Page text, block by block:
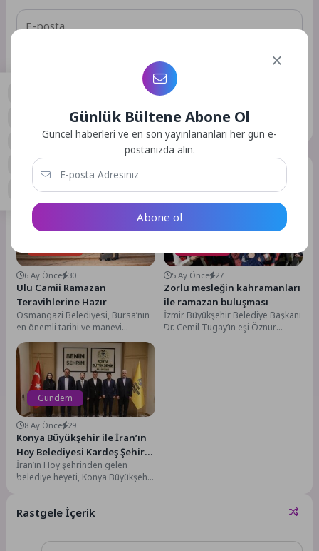
Daha sonraki yorumlarımda kullanılması için adım, e-posta
adresim ve site adresim bu tarayıcıya kaydedilsin.
GÖNDER
Benzer Yazılar
6 Ay Önce 30
Ulu Camii Ramazan
Teravihlerine Hazır
Osmangazi Belediyesi, Bursa’nın
en önemli tarihi ve manevi
değerlerinden biri olan Ulu
Camii’ni teravih namazlarına...
5 Ay Önce 27
Zorlu mesleğin kahramanları
ile ramazan buluşması
İzmir Büyükşehir Belediye Başkanı
Dr. Cemil Tugay’ın eşi Öznur
Gündem
8 Ay Önce 29
Konya Büyükşehir ile İran’ın
Hoy Belediyesi Kardeş Şehir
Oldu
İran’ın Hoy şehrinden gelen
belediye heyeti, Konya Büyükşehir
Vekili...
Rastgele İçerik
Günlük Bültene Abone Ol
Güncel haberleri ve en son yayınlananları her gün e-
postanızda alın.
Abone ol